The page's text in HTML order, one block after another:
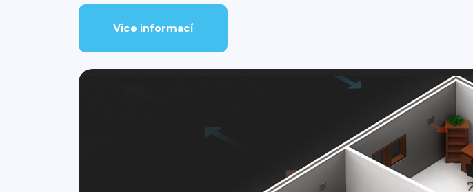
Více informací